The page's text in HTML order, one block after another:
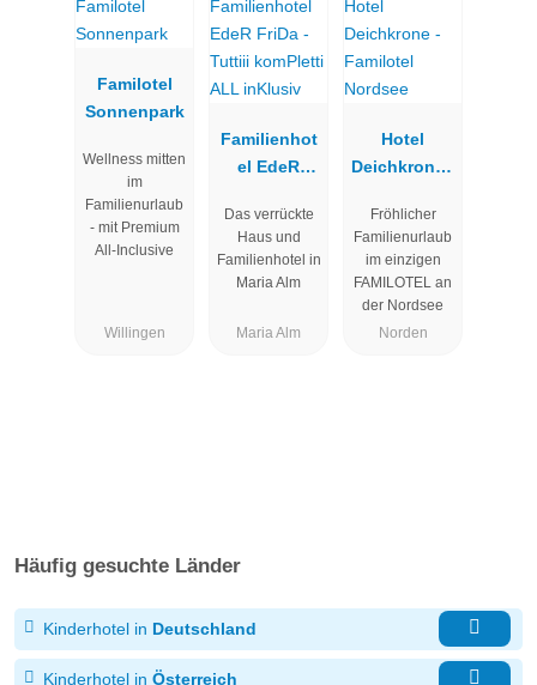
Familotel
Sonnenpark
Wellness mitten
im
Familienurlaub
- mit Premium
All-Inclusive
Willingen
Familienhot
el EdeR
komPletti
Das verrückte
Haus und
Familienhotel in
Maria Alm
Maria Alm
Hotel
Deichkrone -
Nordsee
Fröhlicher
Familienurlaub
im einzigen
FAMILOTEL an
der Nordsee
Norden
Häufig gesuchte Länder
Kinderhotel in Deutschland
Kinderhotel in Österreich